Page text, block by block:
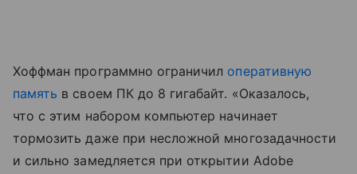
Хоффман программно ограничил оперативную
память в своем ПК до 8 гигабайт. «Оказалось,
что с этим набором компьютер начинает
тормозить даже при несложной многозадачности
и сильно замедляется при открытии Adobe